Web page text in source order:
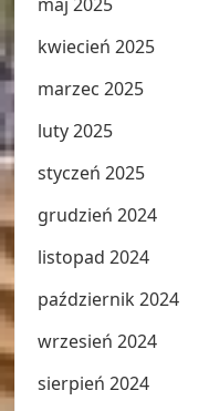
kwiecień 2025
marzec 2025
luty 2025
styczeń 2025
grudzień 2024
listopad 2024
październik 2024
wrzesień 2024
sierpień 2024